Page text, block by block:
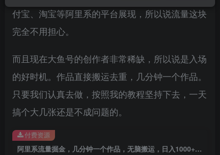
付宝、淘宝等阿里系的平台展现，所以说流量这块
完全不用担心。
而且现在大鱼号的创作者非常稀缺，所以说是入场
的好时机。作品直接搬运去重，几分钟一个作品。
只要我们认真去做，按照我的教程坚持下去，一天
搞个大几张还是不成问题的。
阿里系流量掘金，几分钟一个作品，无脑搬运，日入1000+（附480G素材）
付费资源